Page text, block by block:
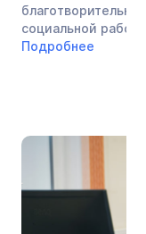
социальной
Подробнее